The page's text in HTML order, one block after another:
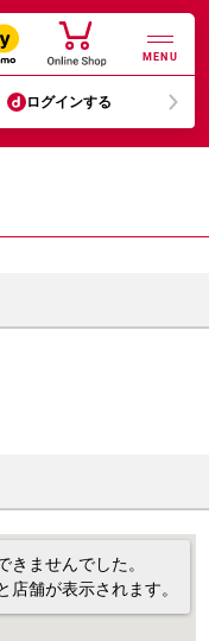
MENU
ログインする
きませんでした。
店舗が表示されます。